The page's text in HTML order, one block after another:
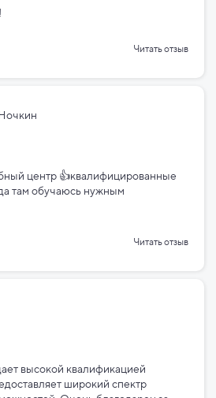
Читать отзыв
центр 👍квалифицированные
там обучаюсь нужным
Читать отзыв
высокой квалификацией
широкий спектр